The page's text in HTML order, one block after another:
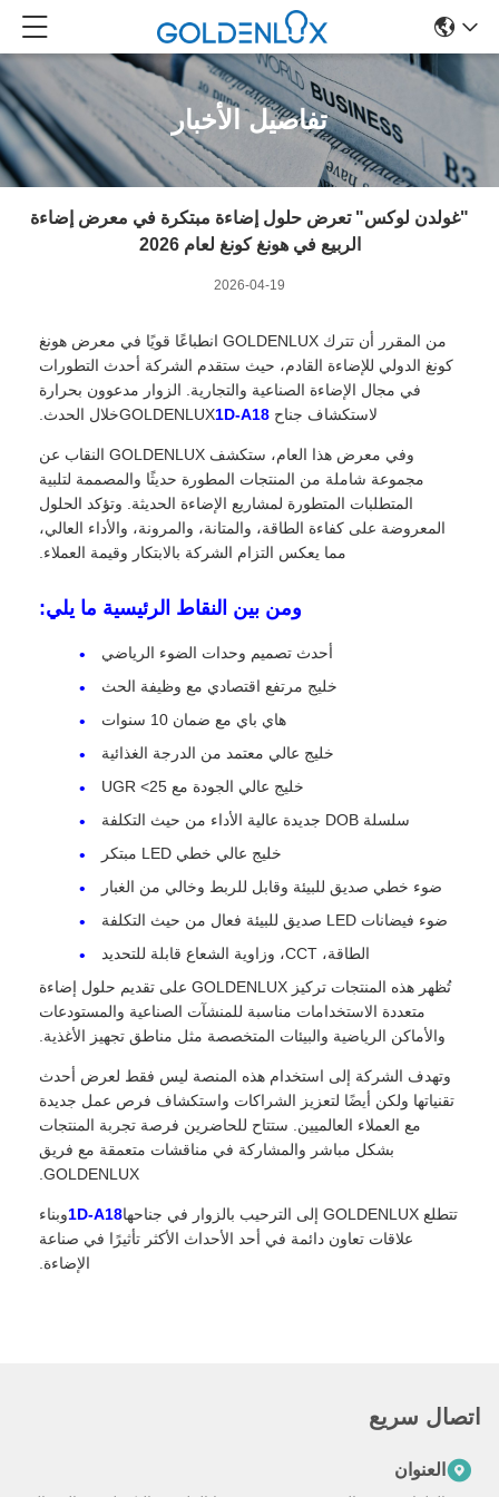
تفاصيل الأخبار
"غولدن لوكس" تعرض حلول إضاءة مبتكرة في معرض إضاءة
الربيع في هونغ كونغ لعام 2026
2026-04-19
من المقرر أن تترك GOLDENLUX انطباعًا قويًا في معرض هونغ
كونغ الدولي للإضاءة القادم، حيث ستقدم الشركة أحدث التطورات
في مجال الإضاءة الصناعية والتجارية. الزوار مدعوون بحرارة
لاستكشاف جناح GOLDENLUX 1D-A18 خلال الحدث.
وفي معرض هذا العام، ستكشف GOLDENLUX النقاب عن
مجموعة شاملة من المنتجات المطورة حديثًا والمصممة لتلبية
المتطلبات المتطورة لمشاريع الإضاءة الحديثة. وتؤكد الحلول
المعروضة على كفاءة الطاقة، والمتانة، والمرونة، والأداء العالي،
مما يعكس التزام الشركة بالابتكار وقيمة العملاء.
ومن بين النقاط الرئيسية ما يلي:
أحدث تصميم وحدات الضوء الرياضي
خليج مرتفع اقتصادي مع وظيفة الحث
هاي باي مع ضمان 10 سنوات
خليج عالي معتمد من الدرجة الغذائية
خليج عالي الجودة مع UGR <25
سلسلة DOB جديدة عالية الأداء من حيث التكلفة
خليج عالي خطي LED مبتكر
ضوء خطي صديق للبيئة وقابل للربط وخالي من الغبار
ضوء فيضانات LED صديق للبيئة فعال من حيث التكلفة
الطاقة، CCT، وزاوية الشعاع قابلة للتحديد
تُظهر هذه المنتجات تركيز GOLDENLUX على تقديم حلول إضاءة
متعددة الاستخدامات مناسبة للمنشآت الصناعية والمستودعات
والأماكن الرياضية والبيئات المتخصصة مثل مناطق تجهيز الأغذية.
وتهدف الشركة إلى استخدام هذه المنصة ليس فقط لعرض أحدث
تقنياتها ولكن أيضًا لتعزيز الشراكات واستكشاف فرص عمل جديدة
مع العملاء العالميين. ستتاح للحاضرين فرصة تجربة المنتجات
بشكل مباشر والمشاركة في مناقشات متعمقة مع فريق
GOLDENLUX.
تتطلع GOLDENLUX إلى الترحيب بالزوار في جناحها 1D-A18وبناء
علاقات تعاون دائمة في أحد الأحداث الأكثر تأثيرًا في صناعة
الإضاءة.
اتصال سريع
العنوان